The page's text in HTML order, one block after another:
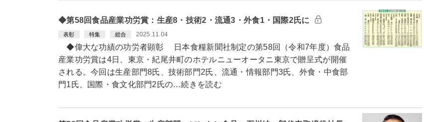
◆第58回食品産業功労賞：生産8・技術2・流通3・外食1・国際2氏に
表彰 特集 総合 2025.11.04
◆偉大な功績の功労者顕彰 日本食糧新聞社制定の第58回（令和7年度）食品
産業功労賞は4日、東京・紀尾井町のホテルニューオータニ東京で贈呈式が開催
される。今回は生産部門8氏、技術部門2氏、流通・情報部門3氏、外食・中食部
門1氏、国際・食文化部門2氏の…続きを読む